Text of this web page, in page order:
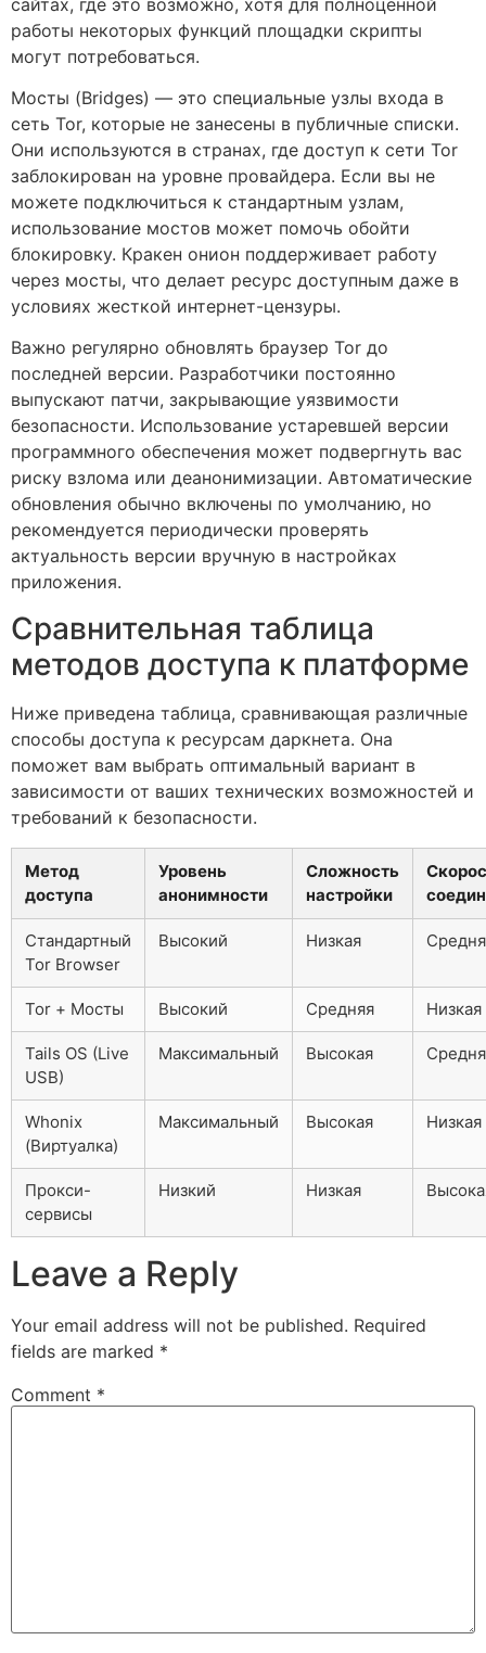
работы некоторых функций площадки скрипты
могут потребоваться.
Мосты (Bridges) — это специальные узлы входа в
сеть Tor, которые не занесены в публичные списки.
Они используются в странах, где доступ к сети Tor
заблокирован на уровне провайдера. Если вы не
можете подключиться к стандартным узлам,
использование мостов может помочь обойти
блокировку. Кракен онион поддерживает работу
через мосты, что делает ресурс доступным даже в
условиях жесткой интернет-цензуры.
Важно регулярно обновлять браузер Tor до
последней версии. Разработчики постоянно
выпускают патчи, закрывающие уязвимости
безопасности. Использование устаревшей версии
программного обеспечения может подвергнуть вас
риску взлома или деанонимизации. Автоматические
обновления обычно включены по умолчанию, но
рекомендуется периодически проверять
актуальность версии вручную в настройках
приложения.
Сравнительная таблица
методов доступа к платформе
Ниже приведена таблица, сравнивающая различные
способы доступа к ресурсам даркнета. Она
поможет вам выбрать оптимальный вариант в
зависимости от ваших технических возможностей и
требований к безопасности.
Метод
доступа
Уровень
анонимности
Сложность
настройки
Стандартный
Tor Browser
Высокий Низкая
Tor + Мосты Высокий Средняя Низкая
Tails OS (Live
USB)
Максимальный Высокая
Whonix
(Виртуалка)
Максимальный Высокая Низкая
Прокси-
сервисы
Низкий Низкая
Leave a Reply
Your email address will not be published. Required
fields are marked *
Comment *